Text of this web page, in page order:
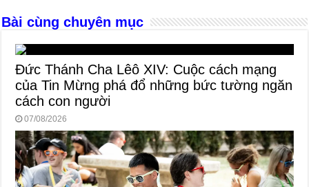
k
Bài cùng chuyên mục
Đức Thánh Cha Lêô XIV: Cuộc cách mạng
của Tin Mừng phá đổ những bức tường ngăn
cách con người
07/08/2026